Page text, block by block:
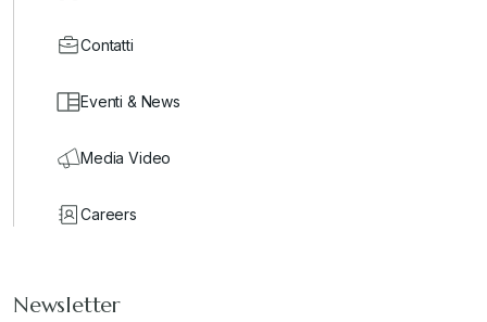
Contatti
Eventi & News
Media Video
Careers
Newsletter